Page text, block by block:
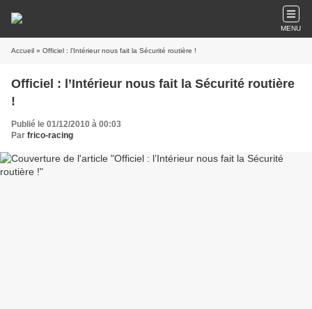
MENU
Accueil » Officiel : l’Intérieur nous fait la Sécurité routière !
Officiel : l’Intérieur nous fait la Sécurité routière
!
Publié le 01/12/2010 à 00:03
Par frico-racing